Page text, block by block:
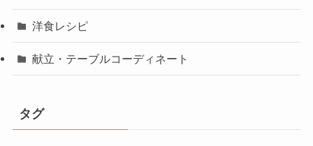
洋食レシピ
献立・テーブルコーディネート
タグ